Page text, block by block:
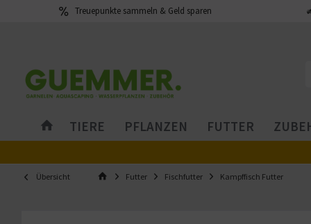
Treuepunkte sammeln & Geld sparen
TIERE PFLANZEN FUTTER
Übersicht Futter Fischfutter Kampffisch Futter